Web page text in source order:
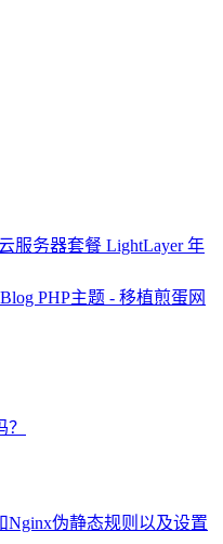
服务器套餐 LightLayer 年
PHP主题 - 移植煎蛋网